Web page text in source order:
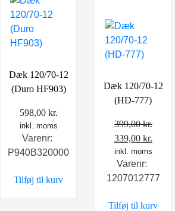
Dæk 120/70-12
(Duro HF903)
598,00 kr.
inkl. moms
Varenr:
P940B320000
Tilføj til kurv
Dæk 120/70-12
(HD-777)
399,00kr.
Den
oprindelige
pris
var:
339,00 kr.
er:
inkl. moms
Varenr:
1207012777
Tilføj til kurv